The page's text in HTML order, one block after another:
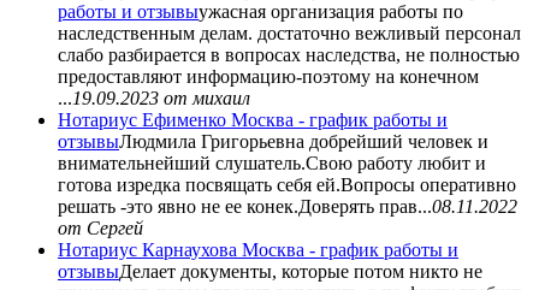
работы и отзывыужасная организация работы по
наследственным делам. достаточно вежливый персонал
слабо разбирается в вопросах наследства, не полностью
предоставляют информацию-поэтому на конечном
...19.09.2023 от михаил
Нотариус Ефименко Москва - график работы и
отзывыЛюдмила Григорьевна добрейший человек и
внимательнейший слушатель.Свою работу любит и
готова изредка посвящать себя ей.Вопросы оперативно
решать -это явно не ее конек.Доверять прав...08.11.2022
от Сергей
Нотариус Карнаухова Москва - график работы и
отзывыДелает документы, которые потом никто не